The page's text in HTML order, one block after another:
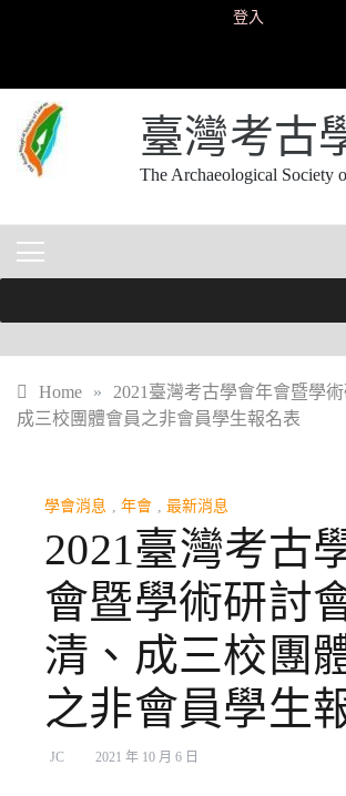
登入
臺灣考古
The Archaeological Society
Home »
2021臺灣考古學會年會暨學
成三校團體會員之非會員學生報名表
學會消息 年會 最新消息
2021臺灣考古
會暨學術研討
清、成三校團
之非會員學生
JC 2021 年 10 月 6 日